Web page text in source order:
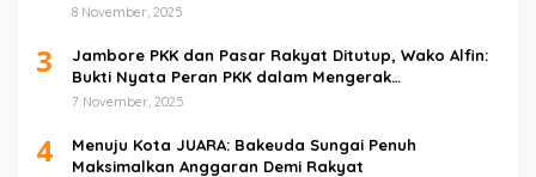
8 November, 2025
3
Jambore PKK dan Pasar Rakyat Ditutup, Wako Alfin:
Bukti Nyata Peran PKK dalam Mengerak
Perekonomian Masyarakat
7 November, 2025
4
Menuju Kota JUARA: Bakeuda Sungai Penuh
Maksimalkan Anggaran Demi Rakyat